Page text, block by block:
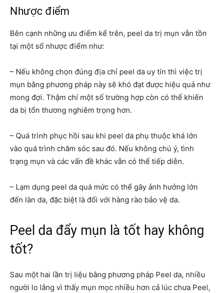
Nhược điểm
Bên cạnh những ưu điểm kể trên, peel da trị mụn vẫn tồn
tại một số nhược điểm như:
– Nếu không chọn đúng địa chỉ peel da uy tín thì việc trị
mụn bằng phương pháp này sẽ khó đạt được hiệu quả như
mong đợi. Thậm chí một số trường hợp còn có thể khiến
da bị tổn thương nghiêm trọng hơn.
– Quá trình phục hồi sau khi peel da phụ thuộc khá lớn
vào quá trình chăm sóc sau đó. Nếu không chú ý, tình
trạng mụn và các vấn đề khác vẫn có thể tiếp diễn.
– Lạm dụng peel da quá mức có thể gây ảnh hưởng lớn
đến làn da, đặc biệt là đối với hàng rào bảo vệ da.
Peel da đẩy mụn là tốt hay không
tốt?
Sau một hai lần trị liệu bằng phương pháp Peel da, nhiều
người lo lắng vì thấy mụn mọc nhiều hơn cả lúc chưa Peel,